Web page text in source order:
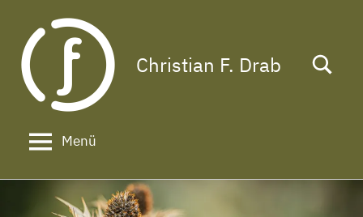
Inhalt
springen
Christian F. Drab
Das
ein
langes
Menü